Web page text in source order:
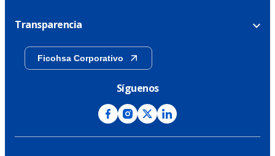
Transparencia
Ficohsa Corporativo
Síguenos